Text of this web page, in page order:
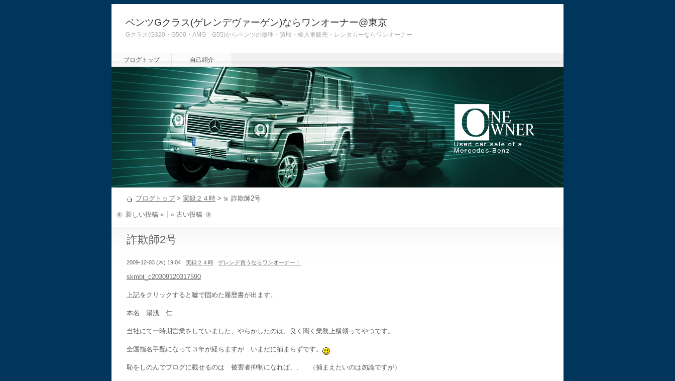
ベンツGクラス(ゲレンデヴァーゲン)ならワンオーナー@東京
Gクラス(G320・G500・AMG G55)からベンツの修理・買取・輸入車販売・レンタカーならワンオーナー
ブログトップ 自己紹介
ブログトップ> 実録２４時 > 詐欺師2号
新しい投稿 » « 古い投稿
詐欺師2号
2009-12-03 (木) 19:04 実録２４時 ゲレンデ買うならワンオーナー！
skmbt_c20309120317590
上記をクリックすると嘘で固めた履歴書が出ます。
本名 湯浅 仁
当社にて一時期営業をしていました、やらかしたのは、良く聞く業務上横領ってやつです。
全国指名手配になって３年が経ちますが いまだに捕まらずです。
恥をしのんでブログに載せるのは 被害者抑制になれば、、 （捕まえたいのは勿論ですが）